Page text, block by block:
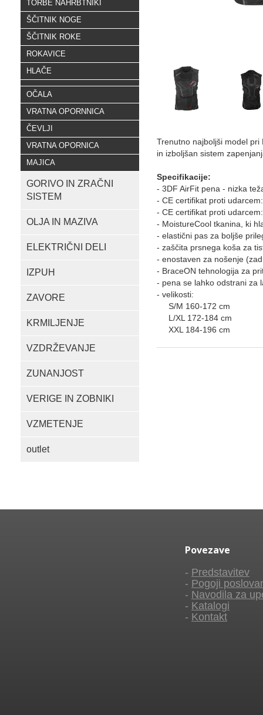
TORBE NAHRBTNIKI
ŠČITNIK NOGE
ŠČITNIK ROKE
ROKAVICE
HLAČE
OČALA
VRATNA OPORNNICA
ČEVLJI
VRATNA OPORNICA
MAJICA
GORIVO IN ZRAČNI
SISTEM
OLJA IN MAZIVA
ELEKTRIČNI DELI
IZPUH
ZAVORE
KRMILJENJE
VZDRŽEVANJE
ZUNANJOST
VERIGE IN ZOBNIKI
VZMETENJE
outlet
Trenutno najboljši model
in izboljšan sistem
Specifikacije:
- 3DF AirFit pena - nizka
- CE certifikat proti
- CE certifikat proti
- MoistureCool tkanina, ki
- elastični pas za boljše
- zaščita prsnega koša za
- enostaven za nošenje
- BraceON tehnologija za
- pena se lahko odstrani za
- velikosti:
S/M 160-172 cm
L/XL 172-184 cm
XXL 184-196 cm
Povezave
- Predstavitev
- Pogoji
- Navodila za
- Katalogi
- Kontakt